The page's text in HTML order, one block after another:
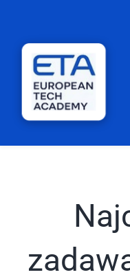
content